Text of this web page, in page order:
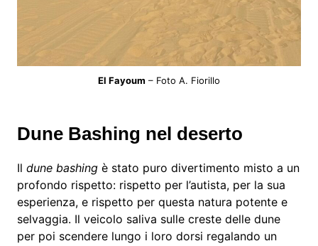
El Fayoum – Foto A. Fiorillo
Dune Bashing nel deserto
Il dune bashingè stato puro divertimento misto a un
profondo rispetto: rispetto per l’autista, per la sua
esperienza, e rispetto per questa natura potente e
selvaggia. Il veicolo saliva sulle creste delle dune
per poi scendere lungo i loro dorsi regalando un